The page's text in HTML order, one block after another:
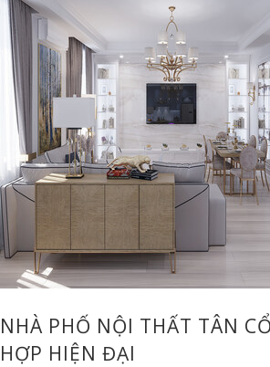
NHÀ PHỐ NỘI THẤT TÂN
HỢP HIỆN ĐẠI